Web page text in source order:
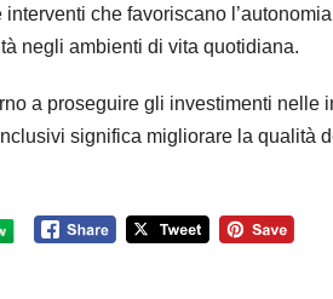
interventi che favoriscano
negli ambienti di vita quotidiana.
a proseguire gli investimenti nelle
significa migliorare la qualità